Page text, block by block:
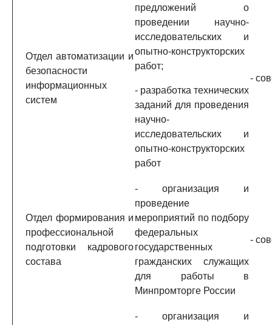
Отдел автоматизации и
безопасности
информационных
систем
предложений о
проведении научно-
исследовательских и
опытно-конструкторских
работ;
- разработка технических
заданий для проведения
научно-
исследовательских и
опытно-конструкторских
работ
-
Отдел формирования и
профессиональной
подготовки кадрового
состава
- организация и
проведение
мероприятий по подбору
федеральных
государственных
гражданских служащих
для работы в
Минпромторге России
-
- организация и